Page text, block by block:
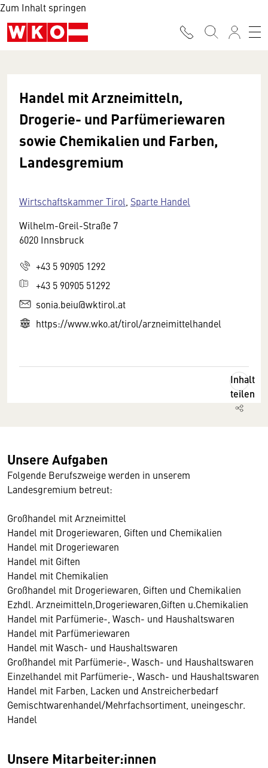
Zum Inhalt springen
Handel mit Arzneimitteln,
Drogerie- und Parfümeriewaren
sowie Chemikalien und Farben,
Landesgremium
Wirtschaftskammer Tirol Sparte Handel
Wilhelm-Greil-Straße 7
6020 Innsbruck
+43 5 90905 1292
+43 5 90905 51292
sonia.beiu@wktirol.at
https://www.wko.at/tirol/arzneimittelhandel
Inhalt
teilen
Unsere Aufgaben
Folgende Berufszweige werden in unserem
Landesgremium betreut:
Großhandel mit Arzneimittel
Handel mit Drogeriewaren, Giften und Chemikalien
Handel mit Drogeriewaren
Handel mit Giften
Handel mit Chemikalien
Großhandel mit Drogeriewaren, Giften und Chemikalien
Ezhdl. Arzneimitteln,Drogeriewaren,Giften u.Chemikalien
Handel mit Parfümerie-, Wasch- und Haushaltswaren
Handel mit Parfümeriewaren
Handel mit Wasch- und Haushaltswaren
Großhandel mit Parfümerie-, Wasch- und Haushaltswaren
Einzelhandel mit Parfümerie-, Wasch- und Haushaltswaren
Handel mit Farben, Lacken und Anstreicherbedarf
Gemischtwarenhandel/Mehrfachsortiment, uneingeschr.
Handel
Unsere Mitarbeiter:innen